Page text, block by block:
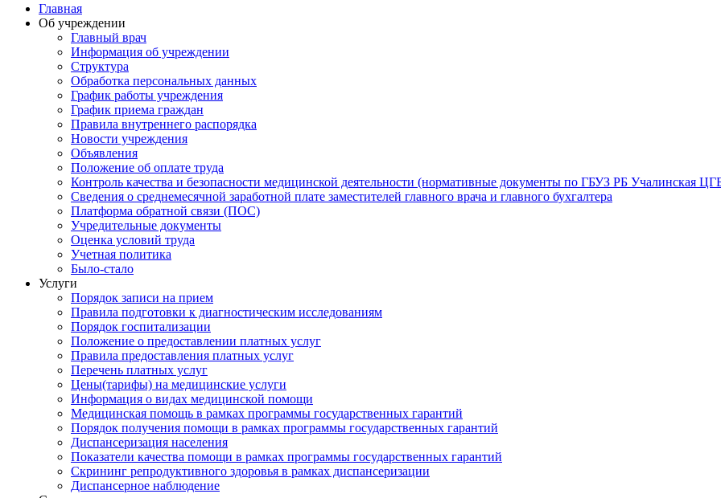
Главная
Об учреждении
Главный врач
Информация об учреждении
Структура
Обработка персональных данных
График работы учреждения
График приема граждан
Правила внутреннего распорядка
Новости учреждения
Объявления
Положение об оплате труда
Контроль качества и безопасности медицинской деятельности (нормативные документы по ГБУЗ РБ Учалинская
Сведения о среднемесячной заработной плате заместителей главного врача и главного бухгалтера
Платформа обратной связи (ПОС)
Учредительные документы
Оценка условий труда
Учетная политика
Было-стало
Услуги
Порядок записи на прием
Правила подготовки к диагностическим исследованиям
Порядок госпитализации
Положение о предоставлении платных услуг
Правила предоставления платных услуг
Перечень платных услуг
Цены(тарифы) на медицинские услуги
Информация о видах медицинской помощи
Медицинская помощь в рамках программы государственных гарантий
Порядок получения помощи в рамках программы государственных гарантий
Диспансеризация населения
Показатели качества помощи в рамках программы государственных гарантий
Скрининг репродуктивного здоровья в рамках диспансеризации
Диспансерное наблюдение